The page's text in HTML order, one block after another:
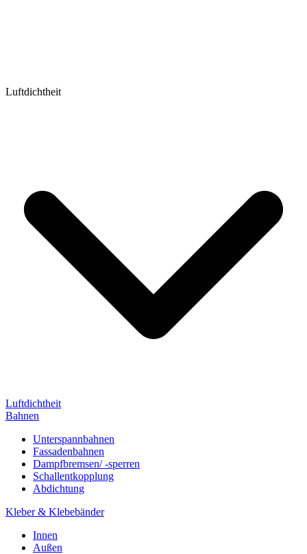
Luftdichtheit
Luftdichtheit
Bahnen
Unterspannbahnen
Fassadenbahnen
Dampfbremsen/ -sperren
Schallentkopplung
Abdichtung
Kleber & Klebebänder
Innen
Außen